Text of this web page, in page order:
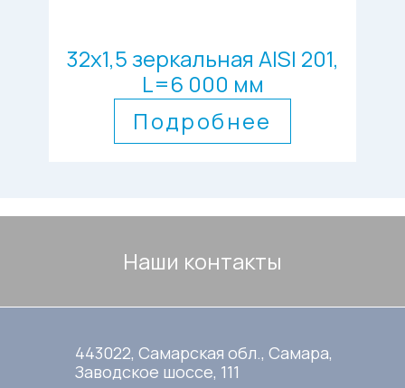
32х1,5 зеркальная AISI 201,
L=6 000 мм
Подробнее
Наши контакты
443022, Самарская обл., Самара,
Заводское шоссе, 111